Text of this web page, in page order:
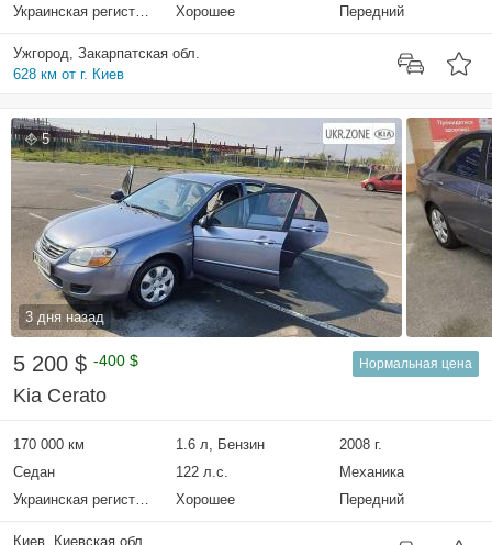
Украинская регистрация
Хорошее Передний
Ужгород, Закарпатская обл.
628 км от г. Киев
5
3 дня назад
5 200 $ -400 $ Нормальная цена
Kia Cerato
170 000 км 1.6 л, Бензин
2008 г.
Седан
122 л.с.
Механика
Украинская регистрация
Хорошее Передний
Киев, Киевская обл.